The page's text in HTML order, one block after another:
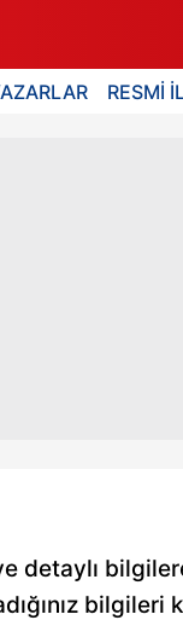
RESMİ
detaylı